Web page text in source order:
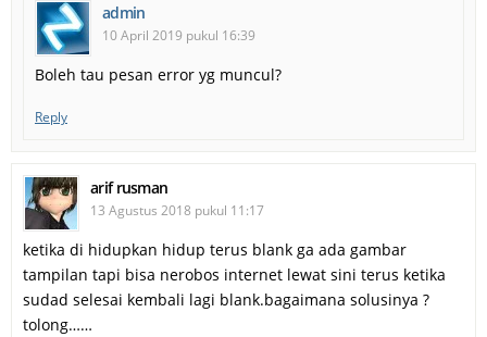
admin
10 April 2019 pukul 16:39
Boleh tau pesan error yg muncul?
Reply
arif rusman
13 Agustus 2018 pukul 11:17
ketika di hidupkan hidup terus blank ga ada gambar
tampilan tapi bisa nerobos internet lewat sini terus ketika
sudad selesai kembali lagi blank.bagaimana solusinya ?
tolong……